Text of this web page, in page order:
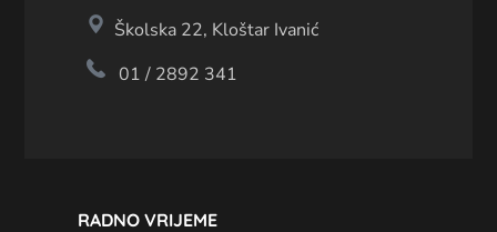
Školska 22, Kloštar Ivanić
01 / 2892 341
RADNO VRIJEME